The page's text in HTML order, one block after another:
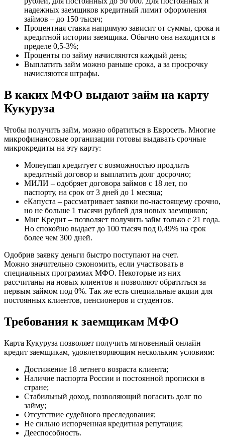
надежных заемщиков кредитный лимит оформления
займов – до 150 тысяч;
Процентная ставка напрямую зависит от суммы, срока и
кредитной истории заемщика. Обычно она находится в
пределе 0,5-3%;
Проценты по займу начисляются каждый день;
Выплатить займ можно раньше срока, а за просрочку
начисляются штрафы.
В каких МФО выдают займ на карту
Кукуруза
Чтобы получить займ, можно обратиться в Евросеть. Многие
микрофинансовые организации готовы выдавать срочные
микрокредиты на эту карту:
Moneyman кредитует с возможностью продлить
кредитный договор и выплатить долг досрочно;
МИЛИ – одобряет договора займов с 18 лет, по
паспорту, на срок от 3 дней до 1 месяца;
еКапуста – рассматривает заявки по-настоящему срочно,
но не больше 1 тысячи рублей для новых заемщиков;
Миг Кредит – позволяет получить займ только с 21 года.
Но спокойно выдает до 100 тысяч под 0,49% на срок
более чем 300 дней.
Одобрив заявку деньги быстро поступают на счет.
Можно значительно сэкономить, если участвовать в
специальных программах МФО. Некоторые из них
рассчитаны на новых клиентов и позволяют обратиться за
первым займом под 0%. Так же есть специальные акции для
постоянных клиентов, пенсионеров и студентов.
Требования к заемщикам МФО
Карта Кукуруза позволяет получить мгновенный онлайн
кредит заемщикам, удовлетворяющим нескольким условиям:
Достижение 18 летнего возраста клиента;
Наличие паспорта России и постоянной прописки в
стране;
Стабильный доход, позволяющий погасить долг по
займу;
Отсутствие судебного преследования;
Не сильно испорченная кредитная репутация;
Дееспособность.